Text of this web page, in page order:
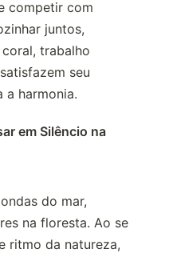
competir com
juntos,
trabalho
seu
a harmonia.
em Silêncio na
do mar,
na floresta. Ao se
ritmo da natureza,